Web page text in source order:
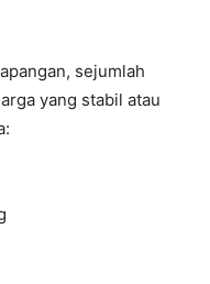
sejumlah
yang stabil atau